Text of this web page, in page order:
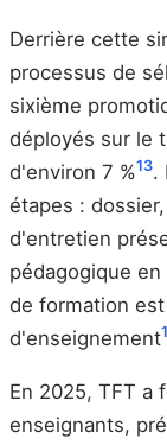
Derrière cette
processus de
sixième
déployés sur le
d'environ 7 %13.
étapes :
d'entretien
pédagogique
de formation
d'enseignement
En 2025, TFT a
enseignants,